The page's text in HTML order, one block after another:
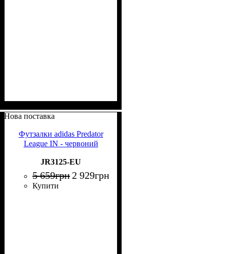
Нова поставка
Футзалки adidas Predator
League IN - червоний
JR3125-EU
5 659грн 2 929грн
Купити